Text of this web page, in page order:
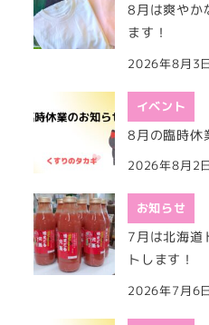
8月は爽やか
ます！
2026年8月3日
イベント
8月の臨時休
2026年8月2日
お知らせ
7月は北海道
トします！
2026年7月6日